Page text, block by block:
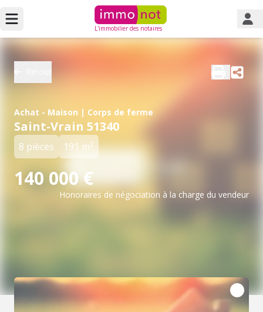
L'immobilier des notaires
Achat - Maison | Corps de ferme
Saint-Vrain 51340
8 pièces 191 m2
140 000 €
Honoraires de négociation à la charge du vendeur